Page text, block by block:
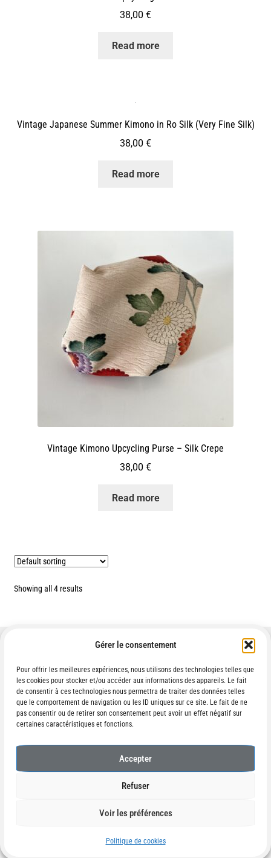
Gérer le consentement
Pour offrir les meilleures expériences, nous utilisons des technologies telles que
les cookies pour stocker et/ou accéder aux informations des appareils. Le fait
de consentir à ces technologies nous permettra de traiter des données telles
que le comportement de navigation ou les ID uniques sur ce site. Le fait de ne
pas consentir ou de retirer son consentement peut avoir un effet négatif sur
certaines caractéristiques et fonctions.
Accepter
Refuser
Voir les préférences
Politique de cookies
38,00 €
Read more
Vintage Japanese Summer Kimono in Ro Silk (Very Fine Silk)
38,00 €
Read more
Vintage Kimono Upcycling Purse – Silk Crepe
38,00 €
Read more
Showing all 4 results
Contact :
ikematovouillemin(at)gmail.com
Built with WooCommerce.